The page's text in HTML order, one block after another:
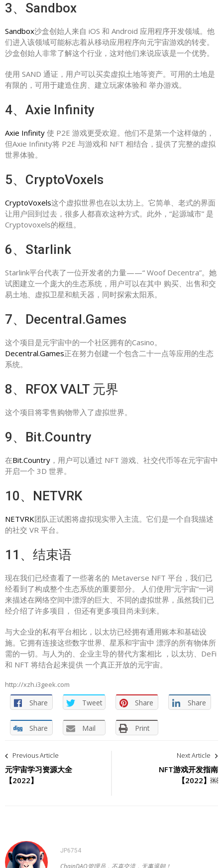
3、Sandbox
Sandbox沙盒创始人来自 iOS 和 Android 应用程序开发领域。他
们进入该领域可能标志着从移动应用程序向元宇宙游戏的转变。
沙盒创始人非常了解这个行业，这对他们来说应该是一个优势。
使用 SAND 通证，用户可以买卖虚拟土地等资产。可用的土地是
有限的，可用于建造住房、建立玩家体验和 举办游戏。
4、Axie Infinity
Axie Infinity 使 P2E 游戏更受欢迎。他们不是第一个这样做的，
但Axie Infinity将 P2E 与游戏和 NFT 相结合，提供了完整的虚拟
世界体验。
5、CryptoVoxels
CryptoVoxels这个虚拟世界也在以太坊上。它简单、老式的界面
让用户回到过去，很多人都喜欢这种方式。此外，“起源城市” 是
Cryptovoxels的枢纽。
6、Starlink
Starlink平台代表了一位开发者的力量——“ Woof Decentra”。她
试图建立一个庞大的生态系统，用户可以在其中 购买、出售和交
易土地、虚拟卫星和航天器，同时探索太阳系。
7、Decentral.Games
这个项目是元宇宙中的一个社区拥有的Casino。
Decentral.Games正在努力创建一个包含二十一点等应用的生态
系统。
8、RFOX VALT 元界
这个项目将零售购物带入了虚拟世界。
9、Bit.Country
在Bit.Country ，用户可以通过 NFT 游戏、社交代币等在元宇宙中
开启一个 3D 世界。
10、NETVRK
NETVRK团队正试图将虚拟现实带入主流。它们是一个自我描述
的社交 VR 平台。
11、结束语
现在我们已经查看了一些著名的 Metaverse NFT 平台，我们已
经看到了构成整个生态系统的重要部分。 人们使用“元宇宙”一词
来描述在网络空间中漂浮的巨大、不同的虚拟世界，虽然我们已
经介绍了许多项目， 但还有更多项目尚未到来。
与大企业的私有平台相比，以太坊已经拥有通用账本和基础设
施。它拥有连接这些数字世界、星系和宇宙中 漂浮的所有物体所
需的一切。与人为的、企业主导的替代方案相比 ，以太坊、DeFi
和 NFT 将结合起来提供 一个真正开放的元宇宙。
http://xzh.i3geek.com
Share Tweet Share Share
Share Mail Print
文
章
导
Previous Article
元宇宙学习资源大全
【2022】
Next Article
NFT游戏开发指南
【2022】￼
JP6754
ChainDAO管理员，不喜交流，无事退朝！